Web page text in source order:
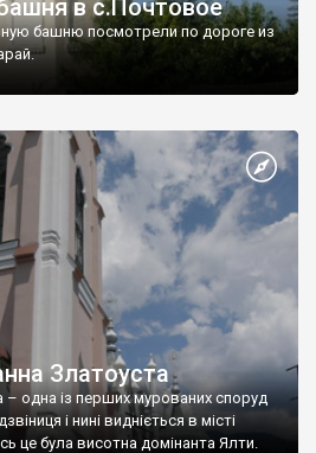
в с.Почтовое
башню посмотрели по дороге из
Златоуста
– одна із перших мурованих споруд
і нині видніється в місті
це була висотна домінанта Ялти.